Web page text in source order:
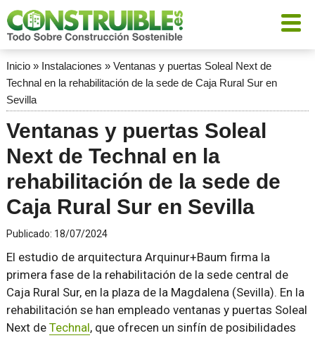
Inicio» Instalaciones » Ventanas y puertas Soleal Next de
Technal en la rehabilitación de la sede de Caja Rural Sur en
Sevilla
Ventanas y puertas Soleal
Next de Technal en la
rehabilitación de la sede de
Caja Rural Sur en Sevilla
Publicado: 18/07/2024
El estudio de arquitectura Arquinur+Baum firma la
primera fase de la rehabilitación de la sede central de
Caja Rural Sur, en la plaza de la Magdalena (Sevilla). En la
rehabilitación se han empleado ventanas y puertas Soleal
Next de Technal, que ofrecen un sinfín de posibilidades